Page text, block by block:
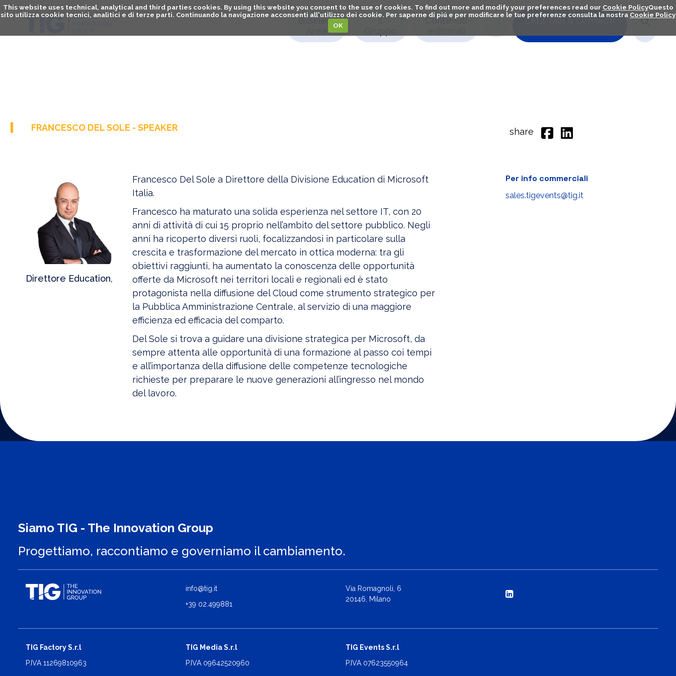
This website uses technical, analytical and third parties cookies. By using this website you consent to the use of cookies. To find out more and modify your preferences read our Cookie PolicyQuesto
sito utilizza cookie tecnici, analitici e di terze parti. Continuando la navigazione acconsenti all'utilizzo dei cookie. Per saperne di piú e per modificare le tue preferenze consulta la nostra Cookie Policy
OK
Let's Talk & Connect!
Business
Il
Contenuti
FRANCESCO DEL SOLE - SPEAKER share
Direttore Education,
Francesco Del Sole a Direttore della Divisione Education di Microsoft
Italia.
Francesco ha maturato una solida esperienza nel settore IT, con 20
anni di attività di cui 15 proprio nell’ambito del settore pubblico. Negli
anni ha ricoperto diversi ruoli, focalizzandosi in particolare sulla
crescita e trasformazione del mercato in ottica moderna: tra gli
obiettivi raggiunti, ha aumentato la conoscenza delle opportunità
offerte da Microsoft nei territori locali e regionali ed è stato
protagonista nella diffusione del Cloud come strumento strategico per
la Pubblica Amministrazione Centrale, al servizio di una maggiore
efficienza ed efficacia del comparto.
Del Sole si trova a guidare una divisione strategica per Microsoft, da
sempre attenta alle opportunità di una formazione al passo coi tempi
e all’importanza della diffusione delle competenze tecnologiche
richieste per preparare le nuove generazioni all’ingresso nel mondo
del lavoro.
Per info commerciali
sales.tigevents@tig.it
Siamo TIG - The Innovation Group
Progettiamo, raccontiamo e governiamo il cambiamento.
info@tig.it
+39 02.499881
Via Romagnoli, 6
20146, Milano
TIG Factory S.r.l
P.IVA 11269810963
TIG Media S.r.l
P.IVA 09642520960
TIG Events S.r.l
P.IVA 07623550964